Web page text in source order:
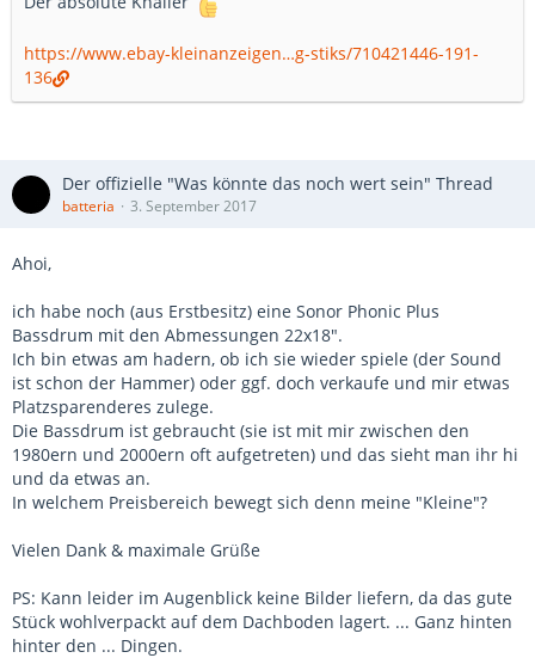
https://www.ebay-kleinanzeigen…g-stiks/710421446-191-
136
Der offizielle "Was könnte das noch wert sein" Thread
batteria 3. September 2017
Ahoi,
ich habe noch (aus Erstbesitz) eine Sonor Phonic Plus
Bassdrum mit den Abmessungen 22x18".
Ich bin etwas am hadern, ob ich sie wieder spiele (der Sound
ist schon der Hammer) oder ggf. doch verkaufe und mir etwas
Platzsparenderes zulege.
Die Bassdrum ist gebraucht (sie ist mit mir zwischen den
1980ern und 2000ern oft aufgetreten) und das sieht man ihr hi
und da etwas an.
In welchem Preisbereich bewegt sich denn meine "Kleine"?
Vielen Dank & maximale Grüße
PS: Kann leider im Augenblick keine Bilder liefern, da das gute
Stück wohlverpackt auf dem Dachboden lagert. ... Ganz hinten
hinter den ... Dingen.